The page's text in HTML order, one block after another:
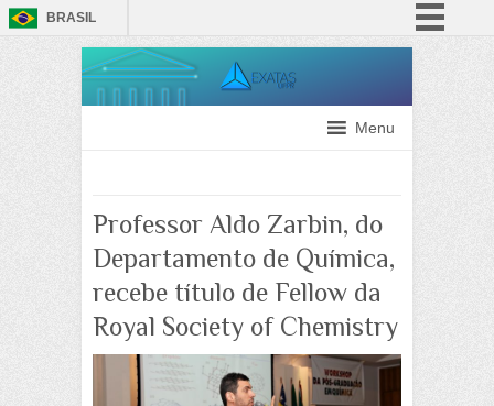
BRASIL
Participe
Canais
Menu
Professor Aldo Zarbin, do
Departamento de Química,
recebe título de Fellow da
Royal Society of Chemistry